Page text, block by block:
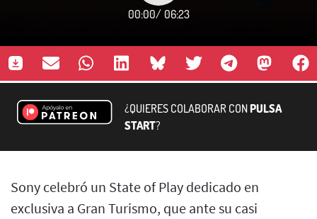
00:00/ 06:23
¿QUIERES COLABORAR CONPULSA
START?
Sony celebró un State of Play dedicado en
exclusiva a Gran Turismo, que ante su casi